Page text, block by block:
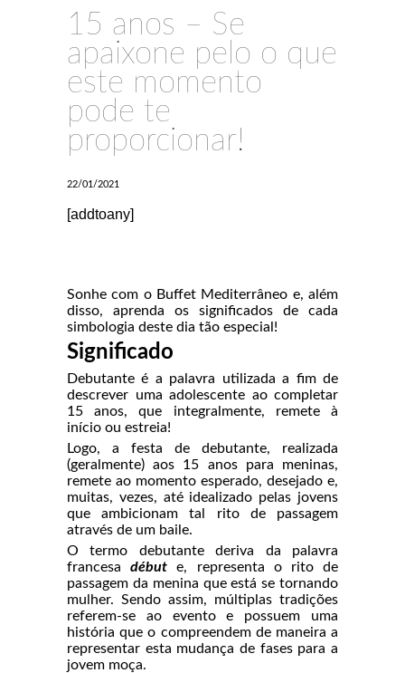
15 anos – Se
apaixone pelo o que
este momento
pode te
proporcionar!
22/01/2021
[addtoany]
Sonhe com o Buffet Mediterrâneo e, além
disso, aprenda os significados de cada
simbologia deste dia tão especial!
Significado
Debutante é a palavra utilizada a fim de
descrever uma adolescente ao completar
15 anos, que integralmente, remete à
início ou estreia!
Logo, a festa de debutante, realizada
(geralmente) aos 15 anos para meninas,
remete ao momento esperado, desejado e,
muitas, vezes, até idealizado pelas jovens
que ambicionam tal rito de passagem
através de um baile.
O termo debutante deriva da palavra
francesadébut e, representa o rito de
passagem da menina que está se tornando
mulher. Sendo assim, múltiplas tradições
referem-se ao evento e possuem uma
história que o compreendem de maneira a
representar esta mudança de fases para a
jovem moça.